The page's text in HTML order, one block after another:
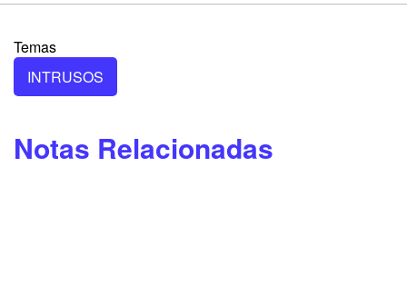
Temas
INTRUSOS
Notas Relacionadas